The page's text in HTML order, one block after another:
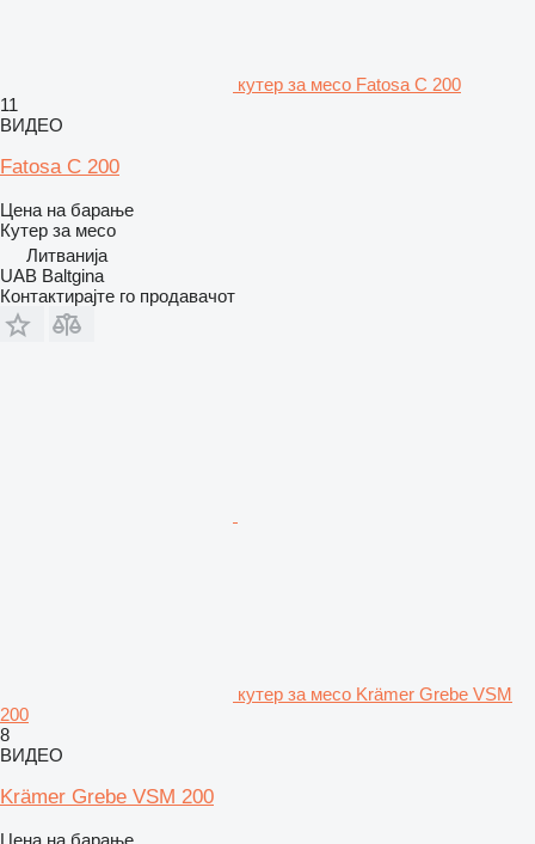
кутер за месо Fatosa C 200
11
ВИДЕО
Fatosa C 200
Цена на барање
Кутер за месо
Литванија
UAB Baltgina
Контактирајте го продавачот
кутер за месо Krämer Grebe VSM
200
8
ВИДЕО
Krämer Grebe VSM 200
Цена на барање